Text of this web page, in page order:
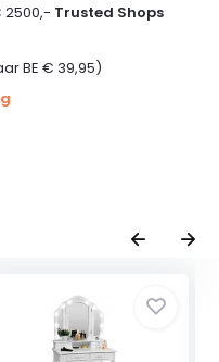
Trusted Shops
BE € 39,95)